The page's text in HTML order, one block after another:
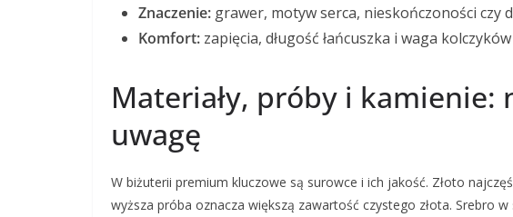
Znaczenie: grawer, motyw serca, nieskończoności
Komfort: zapięcia, długość łańcuszka i waga
Materiały, próby i kamienie:
uwagę
W biżuterii premium kluczowe są surowce i ich jakość. Złoto
wyższa próba oznacza większą zawartość czystego złota. Srebro